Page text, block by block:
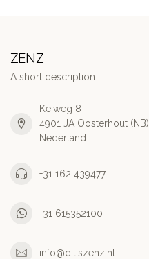
ZENZ
A short description
Keiweg 8
4901 JA Oosterhout (NB)
Nederland
+31 162 439477
+31 615352100
info@ditiszenz.nl